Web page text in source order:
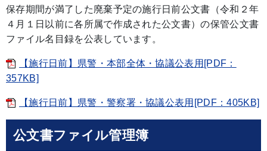
保存期間が満了した廃棄予定の施行日前公文書（令和２年
４月１日以前に各所属で作成された公文書）の保管公文書
ファイル名目録を公表しています。
【施行日前】県警・本部全体・協議公表用[PDF：
357KB]
【施行日前】県警・警察署・協議公表用[PDF：405KB]
公文書ファイル管理簿